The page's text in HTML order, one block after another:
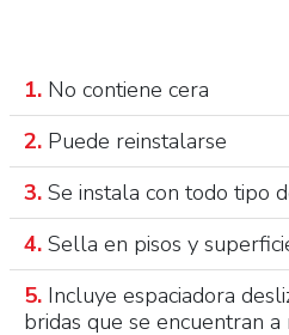
1. No contiene cera
2. Puede reinstalarse
3.Se instala con todo tipo
4.Sella en pisos y
5. Incluye espaciadora
bridas que se encuentran